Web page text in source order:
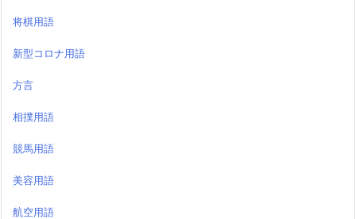
将棋用語
新型コロナ用語
方言
相撲用語
競馬用語
美容用語
航空用語